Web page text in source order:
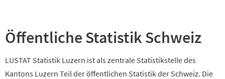
Öffentliche Statistik Schweiz
LUSTAT Statistik Luzern ist als zentrale Statistikstelle des
Kantons Luzern Teil der öffentlichen Statistik der Schweiz. Die